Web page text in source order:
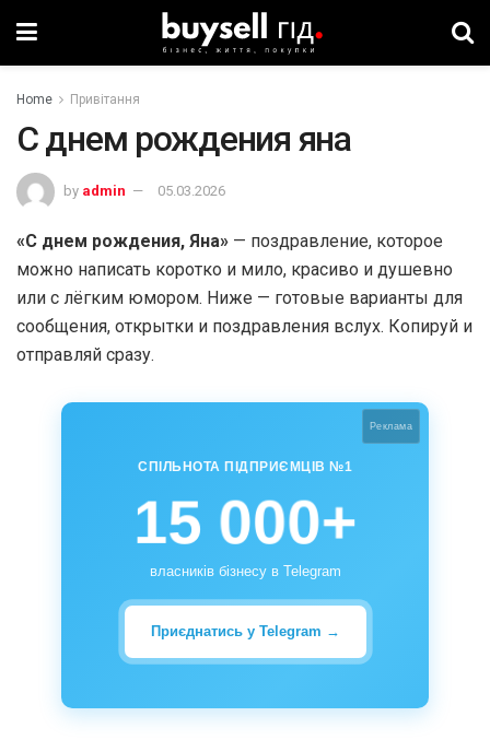
Home Привітання
С днем рождения яна
by admin 05.03.2026
«С днем рождения, Яна» — поздравление, которое
можно написать коротко и мило, красиво и душевно
или с лёгким юмором. Ниже — готовые варианты для
сообщения, открытки и поздравления вслух. Копируй и
отправляй сразу.
Реклама
СПІЛЬНОТА ПІДПРИЄМЦІВ №1
15 000+
власників бізнесу в Telegram
Приєднатись у Telegram →